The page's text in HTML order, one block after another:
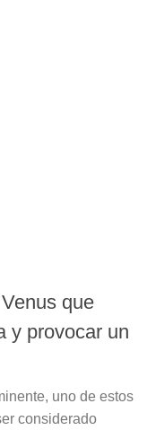
que
y provocar un
uno de estos
considerado